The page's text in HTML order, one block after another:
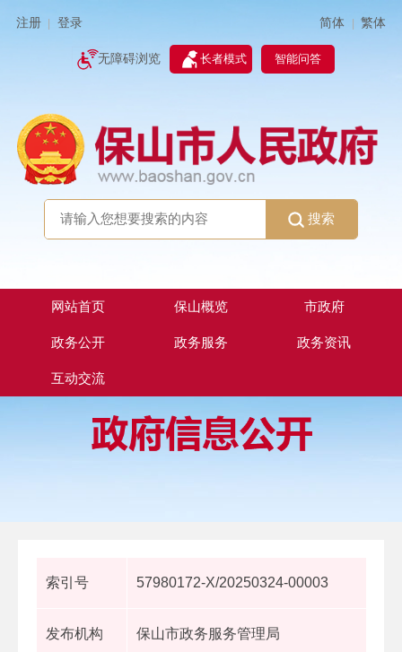
注册 登录 简体 | 繁体
无障碍浏览 长者模式 智能问答
搜索
网站首页 保山概览 市政府
政务公开 政务服务 政务资讯
互动交流
索引号 57980172-X/20250324-00003
发布机构 保山市政务服务管理局